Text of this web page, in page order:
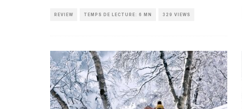
REVIEW TEMPS DE LECTURE: 6 MN 329 VIEWS